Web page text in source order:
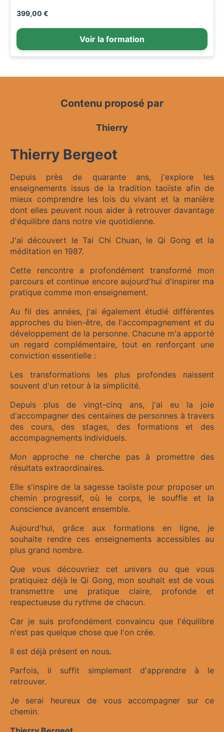
399,00 €
Voir la formation
Contenu proposé par
Thierry
Thierry Bergeot
Depuis près de quarante ans, j'explore les
enseignements issus de la tradition taoïste afin de
mieux comprendre les lois du vivant et la manière
dont elles peuvent nous aider à retrouver davantage
d'équilibre dans notre vie quotidienne.
J'ai découvert le Tai Chi Chuan, le Qi Gong et la
méditation en 1987.
Cette rencontre a profondément transformé mon
parcours et continue encore aujourd'hui d'inspirer ma
pratique comme mon enseignement.
Au fil des années, j'ai également étudié différentes
approches du bien-être, de l'accompagnement et du
développement de la personne. Chacune m'a apporté
un regard complémentaire, tout en renforçant une
conviction essentielle :
Les transformations les plus profondes naissent
souvent d'un retour à la simplicité.
Depuis plus de vingt-cinq ans, j'ai eu la joie
d'accompagner des centaines de personnes à travers
des cours, des stages, des formations et des
accompagnements individuels.
Mon approche ne cherche pas à promettre des
résultats extraordinaires.
Elle s'inspire de la sagesse taoïste pour proposer un
chemin progressif, où le corps, le souffle et la
conscience avancent ensemble.
Aujourd'hui, grâce aux formations en ligne, je
souhaite rendre ces enseignements accessibles au
plus grand nombre.
Que vous découvriez cet univers ou que vous
pratiquiez déjà le Qi Gong, mon souhait est de vous
transmettre une pratique claire, profonde et
respectueuse du rythme de chacun.
Car je suis profondément convaincu que l'équilibre
n'est pas quelque chose que l'on crée.
Il est déjà présent en nous.
Parfois, il suffit simplement d'apprendre à le
retrouver.
Je serai heureux de vous accompagner sur ce
chemin.